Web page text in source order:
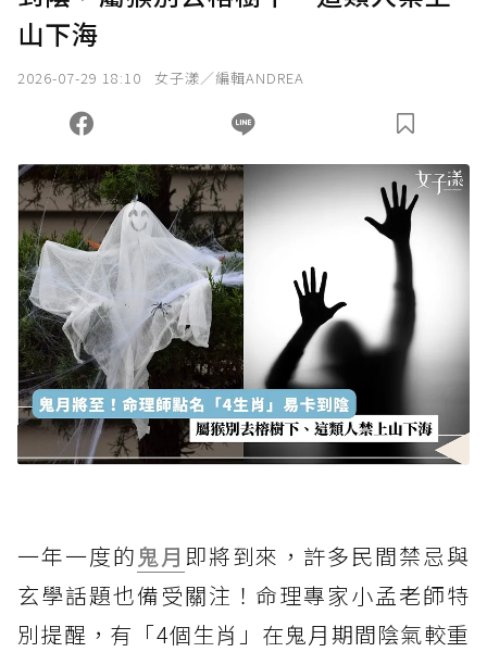
山下海
2026-07-29 18:10 女子漾／編輯ANDREA
一年一度的鬼月 即將到來，許多民間禁忌與
玄學話題也備受關注！命理專家小孟老師特
別提醒，有「4個生肖」在鬼月期間陰氣較重